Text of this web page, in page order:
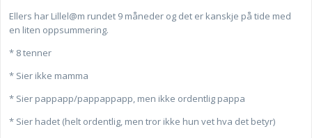
Ellers har Lillel@m rundet 9 måneder og det er kanskje på tide med
en liten oppsummering.
* 8 tenner
* Sier ikke mamma
* Sier pappapp/pappappapp, men ikke ordentlig pappa
* Sier hadet (helt ordentlig, men tror ikke hun vet hva det betyr)